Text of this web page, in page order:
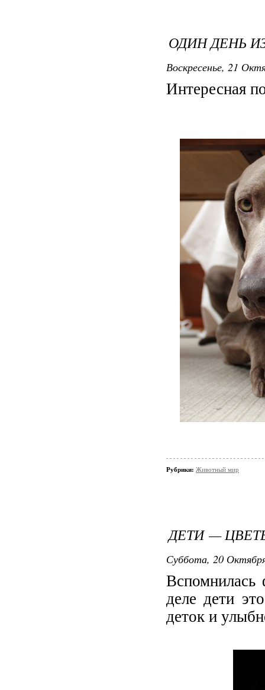
ОДИН ДЕНЬ
Воскресенье, 21
Интересная
Рубрики: Животный мир
ДЕТИ —
Суббота, 20
деле дети
деток и